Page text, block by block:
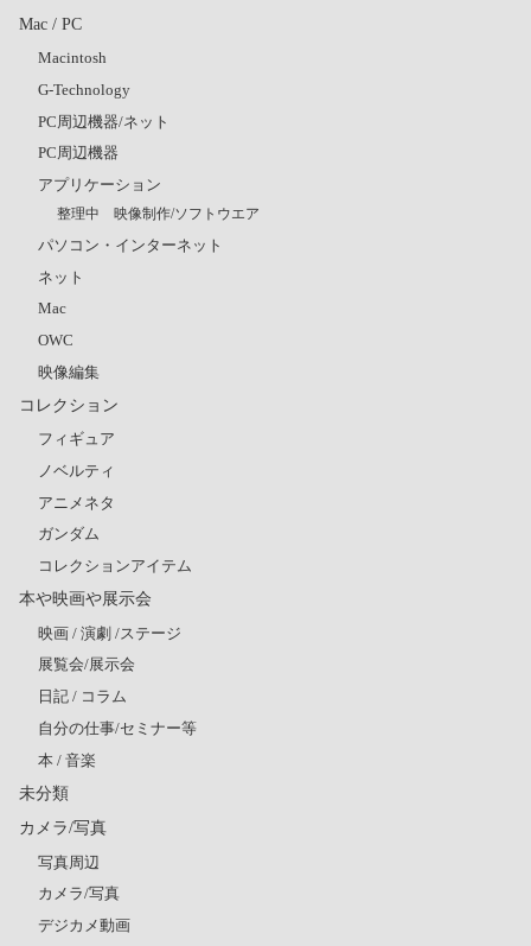
Mac / PC
Macintosh
G-Technology
PC周辺機器/ネット
PC周辺機器
アプリケーション
整理中 映像制作/ソフトウエア
パソコン・インターネット
ネット
Mac
OWC
映像編集
コレクション
フィギュア
ノベルティ
アニメネタ
ガンダム
コレクションアイテム
本や映画や展示会
映画 / 演劇 /ステージ
展覧会/展示会
日記 / コラム
自分の仕事/セミナー等
本 / 音楽
未分類
カメラ/写真
写真周辺
カメラ/写真
デジカメ動画